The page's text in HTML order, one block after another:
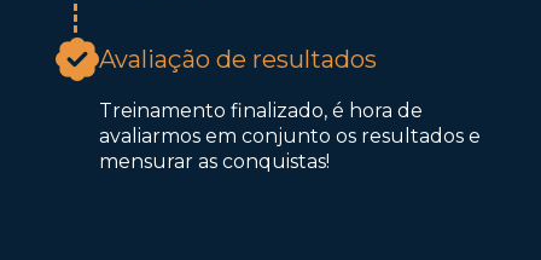
Avaliação de resultados
Treinamento finalizado, é hora de
avaliarmos em conjunto os resultados e
mensurar as conquistas!